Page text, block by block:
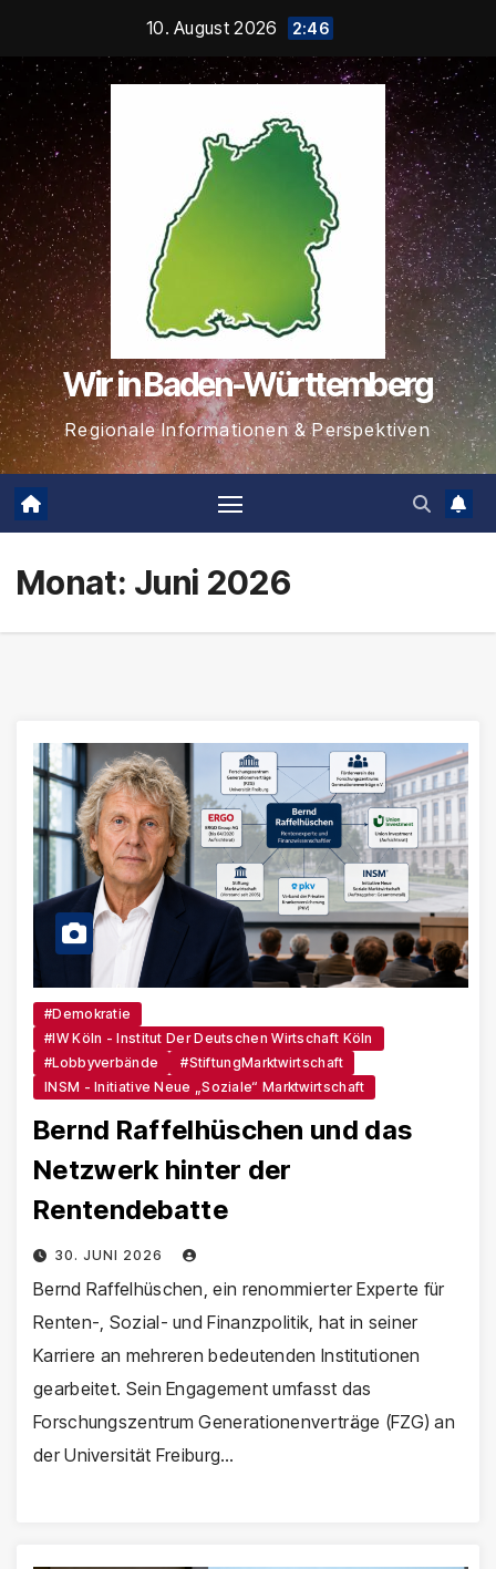
springen
10. August 2026 2:46
Wir in Baden-Württemberg
Regionale Informationen & Perspektiven
Monat: Juni 2026
#Demokratie
#IW Köln - Institut Der Deutschen Wirtschaft Köln
#Lobbyverbände
#StiftungMarktwirtschaft
INSM - Initiative Neue „Soziale“ Marktwirtschaft
Bernd Raffelhüschen und das
Netzwerk hinter der
Rentendebatte
30. JUNI 2026
Bernd Raffelhüschen, ein renommierter Experte für
Renten-, Sozial- und Finanzpolitik, hat in seiner
Karriere an mehreren bedeutenden Institutionen
gearbeitet. Sein Engagement umfasst das
Forschungszentrum Generationenverträge (FZG) an
der Universität Freiburg…